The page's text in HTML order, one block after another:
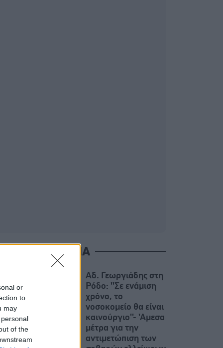
or
to
may
of the
ΑΚΟΜΑ
Αδ. Γεωργιάδης στη
Ρόδο: ''Σε ενάμιση
χρόνο, το
νοσοκομείο θα είναι
καινούργιο''- 'Αμεσα
μέτρα για την
αντιμετώπιση των